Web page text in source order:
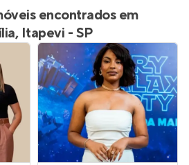
encontrados em
Itapevi - SP